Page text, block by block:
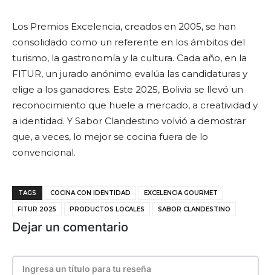
Los Premios Excelencia, creados en 2005, se han
consolidado como un referente en los ámbitos del
turismo, la gastronomía y la cultura. Cada año, en la
FITUR, un jurado anónimo evalúa las candidaturas y
elige a los ganadores. Este 2025, Bolivia se llevó un
reconocimiento que huele a mercado, a creatividad y
a identidad. Y Sabor Clandestino volvió a demostrar
que, a veces, lo mejor se cocina fuera de lo
convencional.
TAGS COCINA CON IDENTIDAD EXCELENCIA GOURMET
FITUR 2025 PRODUCTOS LOCALES SABOR CLANDESTINO
Dejar un comentario